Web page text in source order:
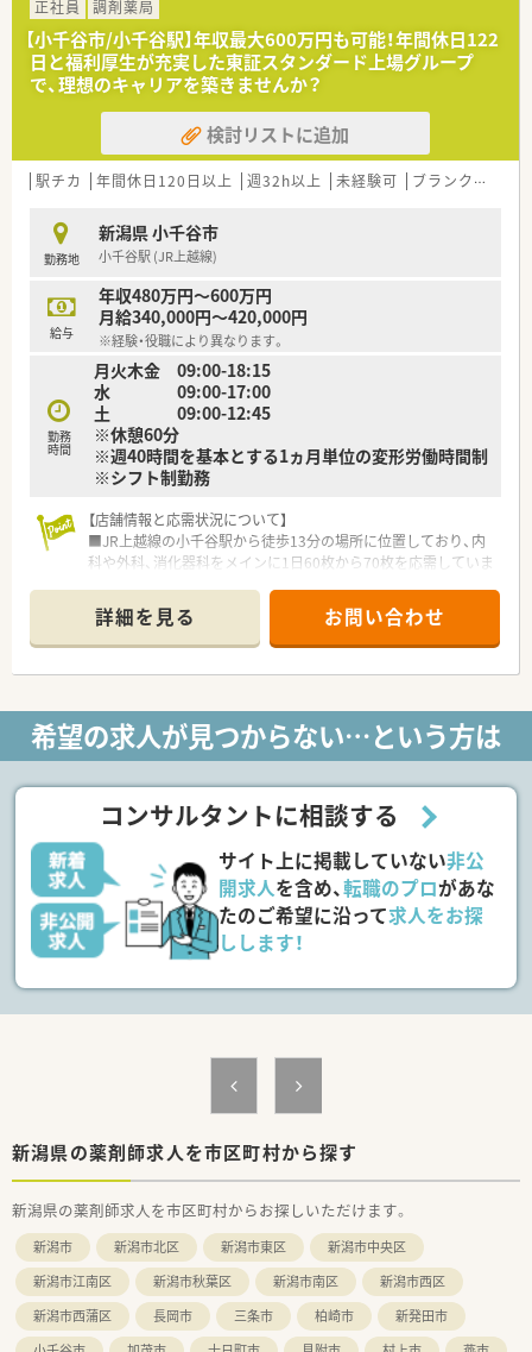
■年間休日120日以上！
結婚時の特別休暇6日、夏季休暇3日、冬期休暇5日♪
※年間休日数は暦によって前後します。
■育児休暇は最大3歳まで、時短勤務は小学校1年生終了時まで
適用！
■持株制度や財形貯蓄制度・保養所利用や多様な健康診断など、
福利厚生も充実しています。
■退職金は月々の前払い・確定拠出年金制度を選択可能！
■年1回面談があり、自分の今後のキャリアなどについて相談で
＼ 充実の研修制度 ／
■中途入社の方は、
OJTとe-ラーニング（会社負担）にて研修いたします！
■調剤未経験～調剤経験3年以内で入社した方は、新卒同様の研
修に参加可能◎
処方解説・投薬の仕方・薬歴入力・保険点数説明などの実務研修
も可能です。
希望者のみなので、この研修だけ受けたい！というものを選択
できます。
■専門性を学べる研修コースあり！
資格取得後は薬剤師手当に反映されます！
例／疾患別に、興味のある項目をWEB学習する内部資格制度
援制度
条件を満たすことで、取得にかかる費用が会社負担になり
ます！
正社員 調剤薬局
【小千谷市/小千谷駅】年収最大600万円も可能！年間休日122
日と福利厚生が充実した東証スタンダード上場グループ
で、理想のキャリアを築きませんか？
検討リストに追加
駅チカ 年間休日120日以上 週32h以上 未経験可 ブランク可
勤務地
新潟県 小千谷市
小千谷駅 (JR上越線)
給与
年収480万円～600万円
月給340,000円～420,000円
※経験・役職により異なります。
勤務
時間
月火木金 09:00-18:15
水 09:00-17:00
土 09:00-12:45
※休憩60分
※週40時間を基本とする1ヵ月単位の変形労働時間制
※シフト制勤務
【店舗情報と応需状況について】
■JR上越線の小千谷駅から徒歩13分の場所に位置しており、内
科や外科、消化器科をメインに1日60枚から70枚を応需していま
■薬剤師の体制は常勤3名とパート3名の計6名が在籍しており、
常時3名から4名の手厚い人員で日々の業務にあたっています。
■近隣の大矢医院からの処方箋を中心に受け付けており、地域に
根差した薬局として近隣住民の方々の健康維持に深く貢献して
【募集背景と求める人物像について】
■今回は欠員補充に伴う急募案件となっており、周囲と協力しな
■調剤未経験やブランクがある方も歓迎しており、大手の充実し
た教育体制のもとで一からスキルを磨きたい意欲的な方を求め
■地域の患者さまと丁寧に向き合い、信頼関係を築きながら安心
感を提供できるコミュニケーション能力の高い方を求めていま
す。
■東証スタンダード上場企業として全国に350店舗を展開し、多
様な店舗形態を運営することで調剤業界の成長を牽引していま
■調剤業界でいち早くM&Aをスタートさせた先駆者であり、強
固な経営基盤と積極的な新規出店により将来性も非常に高い企
■ライフスタイルに合わせて全国や狭域、自宅通勤など4つの勤
務コースを選択できるため、個人の希望に沿った働き方が可能で
す。
【求人情報について】
り、これまでのご経験や役職に応じて適切な給与条件を提示しま
す。
■昇給は年1回、賞与は年2回支給されるほか、地域手当や資格手
当などの各種手当が充実しており、安定した高収入を目指せま
す。
詳細を見る お問い合わせ
希望の求人が見つからない…という方は
コンサルタントに相談する
サイト上に掲載していない非公
開求人を含め、転職のプロがあな
たのご希望に沿って求人をお探
しします！
新潟県の薬剤師求人を市区町村から探す
新潟県の薬剤師求人を市区町村からお探しいただけます。
新潟市 新潟市北区 新潟市東区
新潟市中央区
新潟市江南区
新潟市秋葉区 新潟市南区
新潟市西区
新潟市西蒲区
長岡市 三条市 柏崎市
新発田市